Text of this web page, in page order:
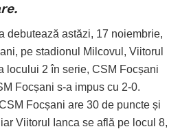
debutează astăzi, 17 noiembrie,
pe stadionul Milcovul, Viitorul
locului 2 în serie, CSM Focșani
Focșani s-a impus cu 2-0.
Focșani are 30 de puncte și
Viitorul Ianca se află pe locul 8,